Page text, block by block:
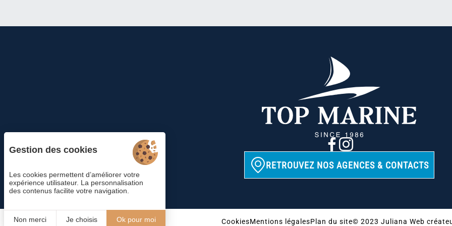
RETROUVEZ NOS AGENCES & CONTACTS
CookiesMentions légalesPlan du site© 2023 Juliana Web
Gestion des cookies
Les cookies permettent d’améliorer votre
expérience utilisateur. La personnalisation
des contenus facilite votre navigation.
Non merci Je choisis Ok pour moi